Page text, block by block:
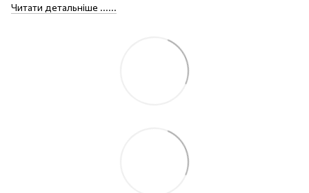
Читати детальніше ......